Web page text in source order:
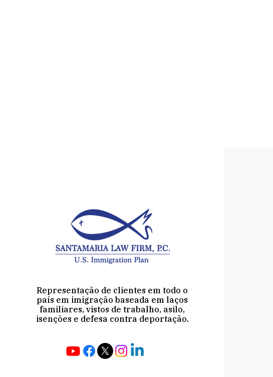
Representação de clientes em todo o
país em imigração baseada em laços
familiares, vistos de trabalho, asilo,
isenções e defesa contra deportação.